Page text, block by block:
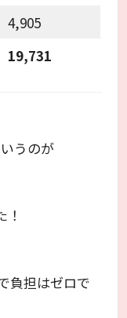
4,905
19,731
うのが
負担はゼロで